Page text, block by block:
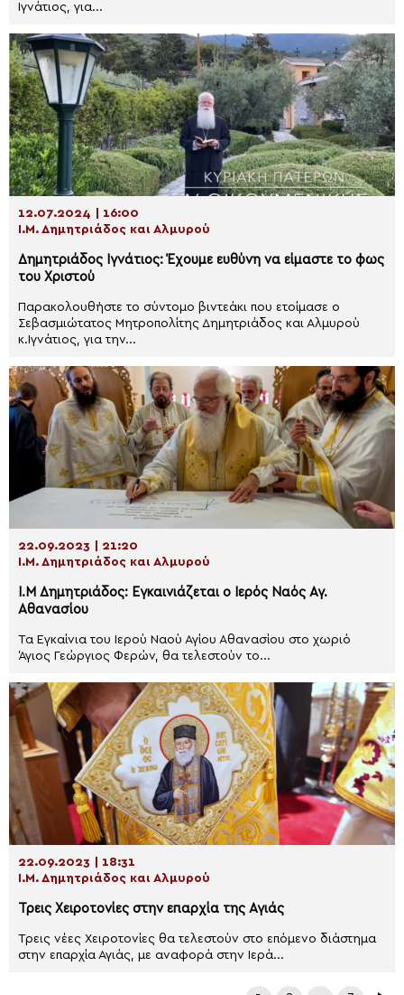
Ιγνάτιος, για...
12.07.2024 | 16:00
Ι.Μ. Δημητριάδος και Αλμυρού
Δημητριάδος Ιγνάτιος: Έχουμε ευθύνη να είμαστε το φως
του Χριστού
Παρακολουθήστε το σύντομο βιντεάκι που ετοίμασε ο
Σεβασμιώτατος Μητροπολίτης Δημητριάδος και Αλμυρού
κ.Ιγνάτιος, για την...
22.09.2023 | 21:20
Ι.Μ. Δημητριάδος και Αλμυρού
Ι.Μ Δημητριάδος: Εγκαινιάζεται ο Ιερός Ναός Αγ.
Αθανασίου
Τα Εγκαίνια του Ιερού Ναού Αγίου Αθανασίου στο χωριό
Άγιος Γεώργιος Φερών, θα τελεστούν το...
22.09.2023 | 18:31
Ι.Μ. Δημητριάδος και Αλμυρού
Τρεις Χειροτονίες στην επαρχία της Αγιάς
Τρεις νέες Χειροτονίες θα τελεστούν στο επόμενο διάστημα
στην επαρχία Αγιάς, με αναφορά στην Ιερά...